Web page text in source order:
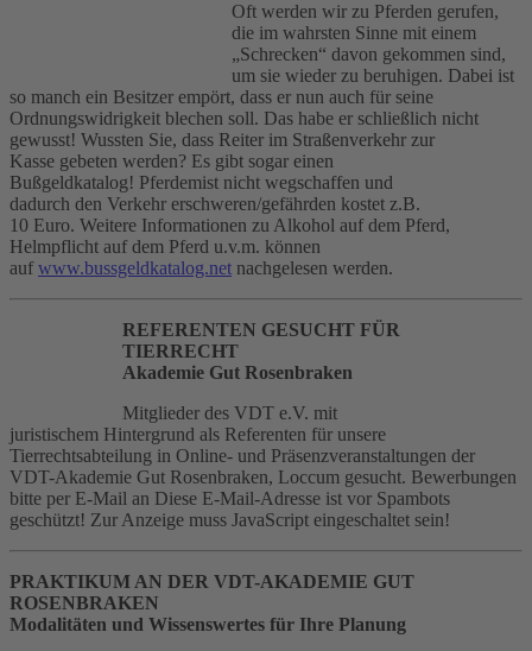
Oft werden wir zu Pferden gerufen,
die im wahrsten Sinne mit einem
„Schrecken“ davon gekommen sind,
um sie wieder zu beruhigen. Dabei ist
so manch ein Besitzer empört, dass er nun auch für seine
Ordnungswidrigkeit blechen soll. Das habe er schließlich nicht
gewusst! Wussten Sie, dass Reiter im Straßenverkehr zur
Kasse gebeten werden? Es gibt sogar einen
Bußgeldkatalog! Pferdemist nicht wegschaffen und
dadurch den Verkehr erschweren/gefährden kostet z.B.
10 Euro. Weitere Informationen zu Alkohol auf dem Pferd,
Helmpflicht auf dem Pferd u.v.m. können
auf www.bussgeldkatalog.net nachgelesen werden.
REFERENTEN GESUCHT FÜR
TIERRECHT
Akademie Gut Rosenbraken
Mitglieder des VDT e.V. mit
juristischem Hintergrund als Referenten für unsere
Tierrechtsabteilung in Online- und Präsenzveranstaltungen der
VDT-Akademie Gut Rosenbraken, Loccum gesucht. Bewerbungen
bitte per E-Mail an Diese E-Mail-Adresse ist vor Spambots
geschützt! Zur Anzeige muss JavaScript eingeschaltet sein!
PRAKTIKUM AN DER VDT-AKADEMIE GUT
ROSENBRAKEN
Modalitäten und Wissenswertes für Ihre Planung